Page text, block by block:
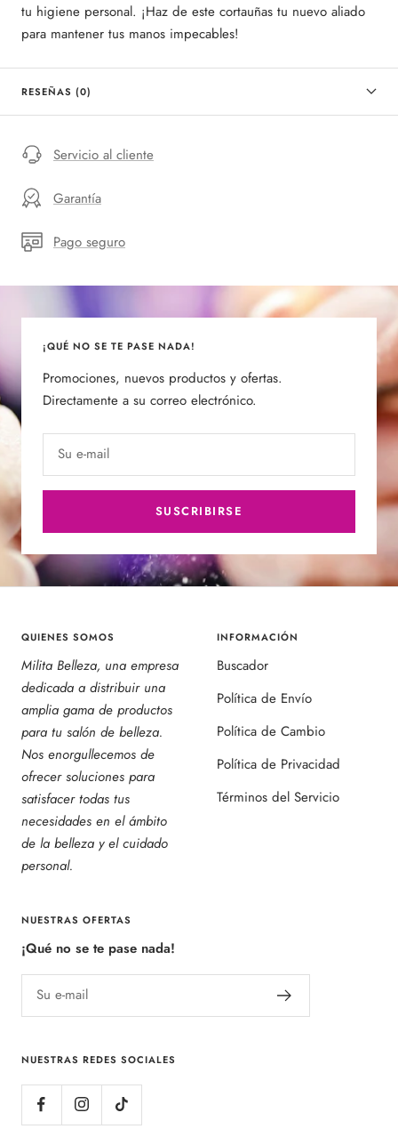
tu higiene personal. ¡Haz de este cortauñas tu nuevo aliado
para mantener tus manos impecables!
RESEÑAS (0)
Servicio al cliente
Garantía
Pago seguro
¡QUÉ NO SE TE PASE NADA!
Promociones, nuevos productos y ofertas.
Directamente a su correo electrónico.
Su e-mail
SUSCRIBIRSE
QUIENES SOMOS
Milita Belleza, una empresa
dedicada a distribuir una
amplia gama de productos
para tu salón de belleza.
Nos enorgullecemos de
ofrecer soluciones para
satisfacer todas tus
necesidades en el ámbito
de la belleza y el cuidado
personal.
INFORMACIÓN
Buscador
Política de Envío
Política de Cambio
Política de Privacidad
Términos del Servicio
NUESTRAS OFERTAS
¡Qué no se te pase nada!
Su e-mail
NUESTRAS REDES SOCIALES